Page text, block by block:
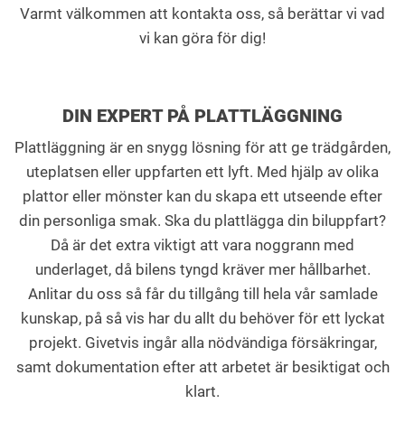
Varmt välkommen att kontakta oss, så berättar vi vad
vi kan göra för dig!
DIN EXPERT PÅ PLATTLÄGGNING
Plattläggning är en snygg lösning för att ge trädgården,
uteplatsen eller uppfarten ett lyft. Med hjälp av olika
plattor eller mönster kan du skapa ett utseende efter
din personliga smak. Ska du plattlägga din biluppfart?
Då är det extra viktigt att vara noggrann med
underlaget, då bilens tyngd kräver mer hållbarhet.
Anlitar du oss så får du tillgång till hela vår samlade
kunskap, på så vis har du allt du behöver för ett lyckat
projekt. Givetvis ingår alla nödvändiga försäkringar,
samt dokumentation efter att arbetet är besiktigat och
klart.